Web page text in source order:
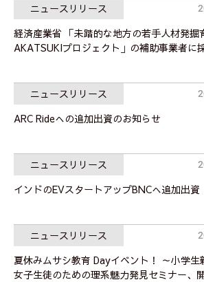
ニュースリリース
経済産業省 「未踏的な地方の若手人材発掘
AKATSUKIプロジェクト」の補助事業者に
ニュースリリース
ARC Rideへの追加出資のお知らせ
ニュースリリース
インドのEVスタートアップBNCへ追加出資
ニュースリリース
夏休みムサシ教育 Dayイベント！ ～小学生
女子生徒のための理系魅力発見セミナー、